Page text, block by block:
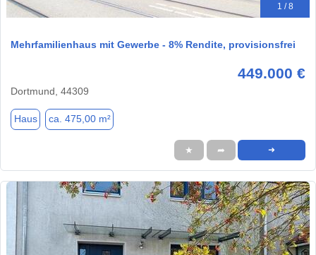
1 / 8
Mehrfamilienhaus mit Gewerbe - 8% Rendite, provisionsfrei
449.000 €
Dortmund, 44309
Haus ca. 475,00 m²
★ ➦ ➜